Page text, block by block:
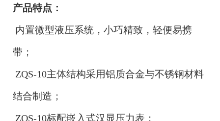
产品特点：
内置微型液压系统，小巧精致，轻便易携
带；
ZQS-10主体结构采用铝质合金与不锈钢材料
结合制造；
ZQS-10标配嵌入式汉显压力表；